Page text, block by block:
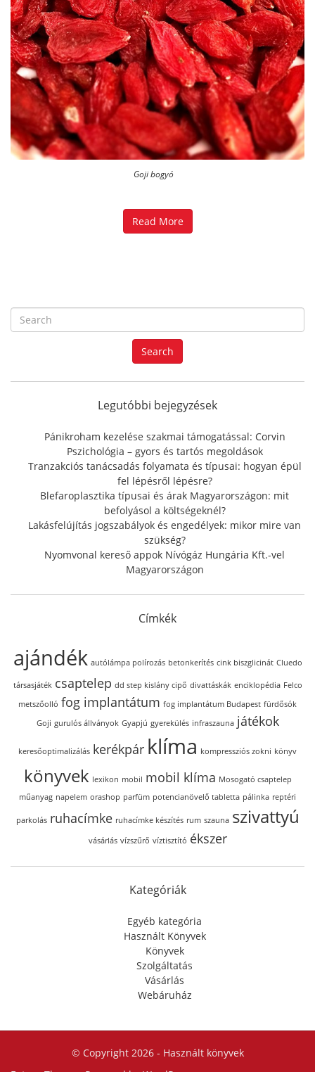
Goji bogyó
Read More
e
a
r
f
r
:
Search
Legutóbbi bejegyzések
Pánikroham kezelése szakmai támogatással: Corvin
Pszichológia – gyors és tartós megoldások
Tranzakciós tanácsadás folyamata és típusai: hogyan épül
fel lépésről lépésre?
Blefaroplasztika típusai és árak Magyarországon: mit
befolyásol a költségeknél?
Lakásfelújítás jogszabályok és engedélyek: mikor mire van
szükség?
Nyomvonal kereső appok Nívógáz Hungária Kft.-vel
Magyarországon
Címkék
ajándék autólámpa polírozás betonkerítés cink biszglicinát Cluedo
társasjáték csaptelep dd step kislány cipő divattáskák enciklopédia Felco
metszőolló fog implantátum fog implantátum Budapest fürdősók
Goji gurulós állványok Gyapjú gyerekülés infraszauna játékok
keresőoptimalizálás kerékpár klíma kompressziós zokni könyv
könyvek lexikon mobil mobil klíma Mosogató csaptelep
műanyag napelem orashop parfüm potencianövelő tabletta pálinka reptéri
parkolás ruhacímke ruhacímke készítés rum szauna szivattyú
vásárlás vízszűrő víztisztító ékszer
Kategóriák
Egyéb kategória
Használt Könyvek
Könyvek
Szolgáltatás
Vásárlás
Webáruház
© Copyright 2026 - Használt könyvek